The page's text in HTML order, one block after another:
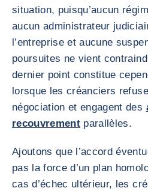
situation, puisqu’aucun
aucun administrateur
l’entreprise et aucune
poursuites ne vient
dernier point constitue
lorsque les créanciers
négociation et engagent des
recouvrement parallèles.
Ajoutons que l’accord
pas la force d’un plan
cas d’échec ultérieur, les